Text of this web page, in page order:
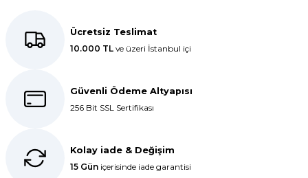
E... K... | 27/10/2025
Dolphin aynı kalitede . Hızlı kargo
ve teslimat için ayrıca teşekkür
Bir önceki siparişim sorunsuz geldi
Ücretsiz Teslimat
10.000 TL ve üzeri İstanbul içi
Güvenli Ödeme Altyapısı
256 Bit SSL Sertifikası
Kolay iade & Değişim
15 Gün içerisinde iade garantisi